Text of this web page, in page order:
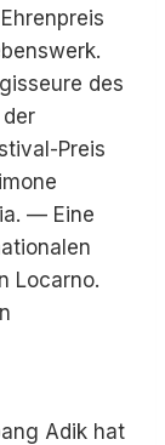
des
Preis
— Eine
Locarno.
Adik hat